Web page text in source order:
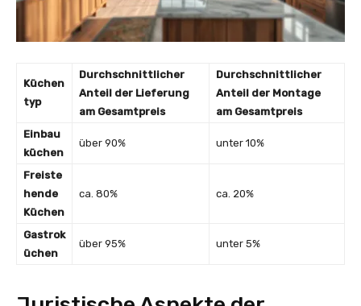
Küchen
typ
Durchschnittlicher
Anteil der Lieferung
am Gesamtpreis
Durchschnittlicher
Anteil der Montage
am Gesamtpreis
Einbau
küchen
über 90% unter 10%
Freiste
hende
Küchen
ca. 80% ca. 20%
Gastrok
üchen
über 95% unter 5%